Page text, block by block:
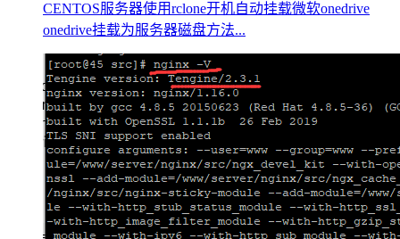
CENTOS服务器使用rclone开机自动挂载微软onedrive
onedrive挂载为服务器磁盘方法...